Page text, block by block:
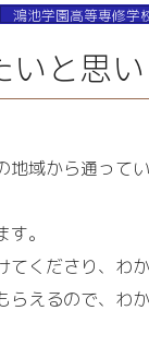
鴻池学園高等専修学
と思い
域から通って
。
くださり、わ
えるので、わ